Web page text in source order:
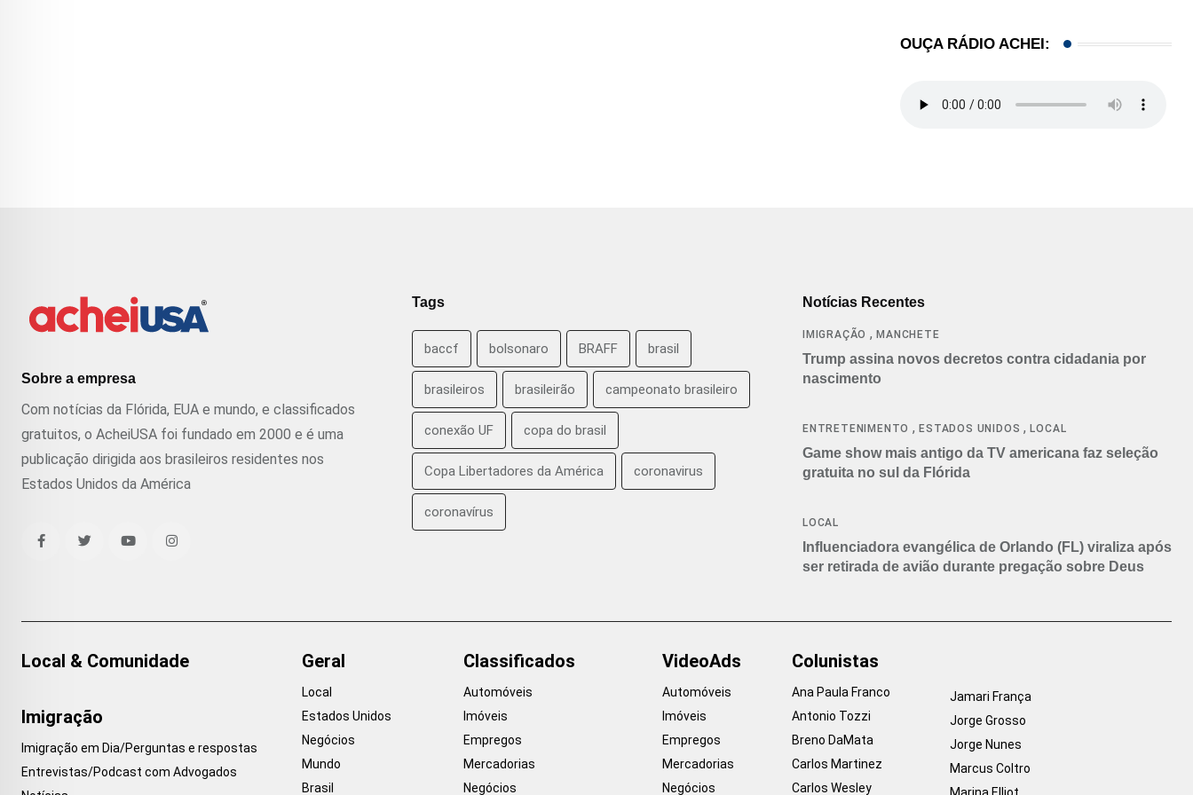
OUÇA RÁDIO ACHEI:
Sobre a empresa
Com notícias da Flórida, EUA e mundo, e classificados
gratuitos, o AcheiUSA foi fundado em 2000 e é uma
publicação dirigida aos brasileiros residentes nos
Estados Unidos da América
Tags
baccf bolsonaro BRAFF brasil
brasileiros brasileirão campeonato brasileiro
conexão UF copa do brasil
Copa Libertadores da América coronavirus
coronavírus
Notícias Recentes
IMIGRAÇÃO ,MANCHETE
Trump assina novos decretos contra cidadania por
nascimento
ENTRETENIMENTO ,ESTADOS UNIDOS ,LOCAL
Game show mais antigo da TV americana faz seleção
gratuita no sul da Flórida
LOCAL
Influenciadora evangélica de Orlando (FL) viraliza após
ser retirada de avião durante pregação sobre Deus
Local & Comunidade
Imigração
Imigração em Dia/Perguntas e respostas
Entrevistas/Podcast com Advogados
Geral
Local
Estados Unidos
Negócios
Mundo
Brasil
Classificados
Automóveis
Imóveis
Empregos
Mercadorias
Negócios
VideoAds
Automóveis
Imóveis
Empregos
Mercadorias
Negócios
Colunistas
Ana Paula Franco
Antonio Tozzi
Breno DaMata
Carlos Martinez
Carlos Wesley
Jamari França
Jorge Grosso
Jorge Nunes
Marcus Coltro